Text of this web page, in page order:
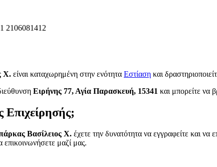
2106081412
Χ. είναι καταχωρημένη στην ενότητα Εστίαση και
Ειρήνης 77, Αγία Παρασκευή, 15341 και μπορείτε να
Επιχείρησής;
Βασίλειος Χ. έχετε την δυνατότητα να εγγραφείτε και να
επικοινωνήσετε μαζί μας.